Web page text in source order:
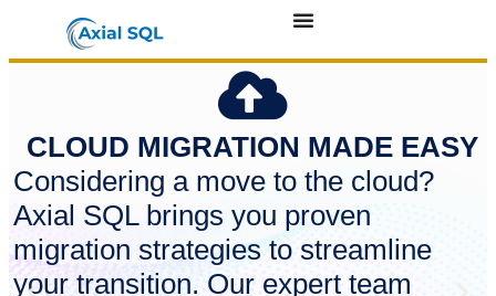
CLOUD MIGRATION MADE EASY
Considering a move to the cloud?
Axial SQL brings you proven
migration strategies to streamline
your transition. Our expert team